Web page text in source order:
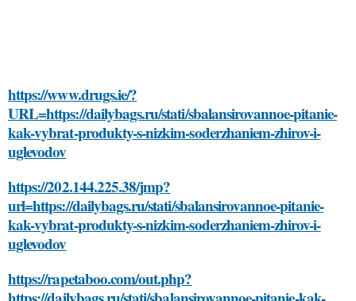
https://www.drugs.ie/?
URL=https://dailybags.ru/stati/sbalansirovannoe-pitanie-
kak-vybrat-produkty-s-nizkim-soderzhaniem-zhirov-i-
uglevodov
https://202.144.225.38/jmp?
url=https://dailybags.ru/stati/sbalansirovannoe-pitanie-
kak-vybrat-produkty-s-nizkim-soderzhaniem-zhirov-i-
uglevodov
https://rapetaboo.com/out.php?